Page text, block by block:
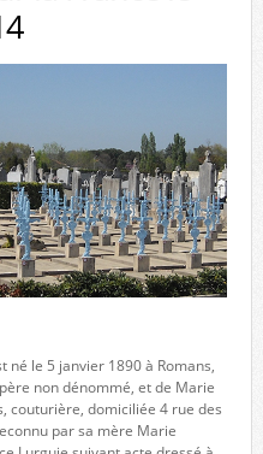
né le 5 janvier 1890 à Romans,
non dénommé, et de Marie
couturière, domiciliée 4 rue des
par sa mère Marie